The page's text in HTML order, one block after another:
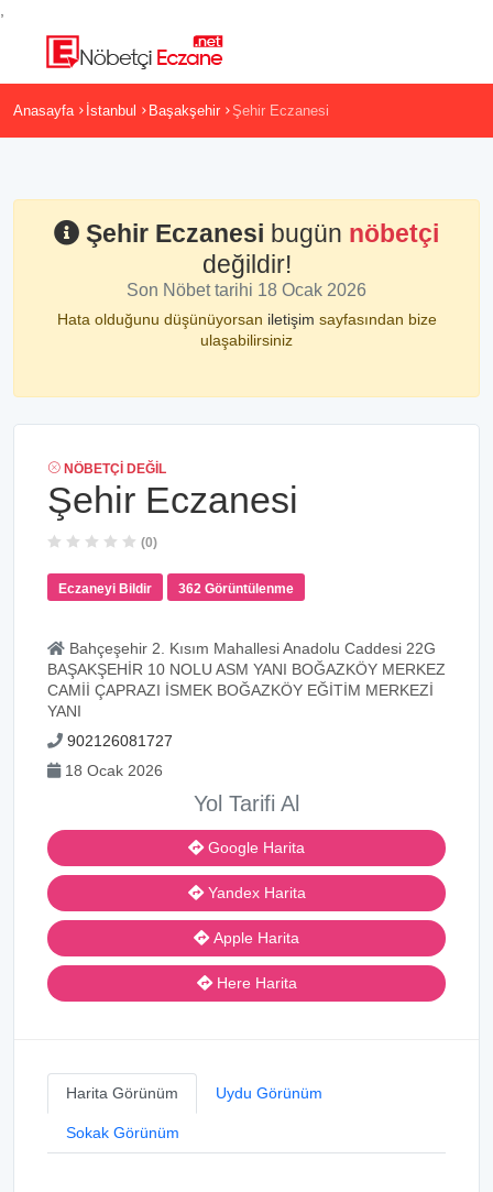
Anasayfa İstanbul Başakşehir Şehir Eczanesi
Şehir Eczanesi bugün nöbetçi
değildir!
Son Nöbet tarihi 18 Ocak 2026
Hata olduğunu düşünüyorsan iletişim sayfasından bize
ulaşabilirsiniz
NÖBETÇI DEĞIL
Şehir Eczanesi
(0)
Eczaneyi Bildir 362 Görüntülenme
Bahçeşehir 2. Kısım Mahallesi Anadolu Caddesi 22G
BAŞAKŞEHİR 10 NOLU ASM YANI BOĞAZKÖY MERKEZ
CAMİİ ÇAPRAZI İSMEK BOĞAZKÖY EĞİTİM MERKEZİ
YANI
902126081727
18 Ocak 2026
Yol Tarifi Al
Google Harita
Yandex Harita
Apple Harita
Here Harita
Harita Görünüm Uydu Görünüm
Sokak Görünüm